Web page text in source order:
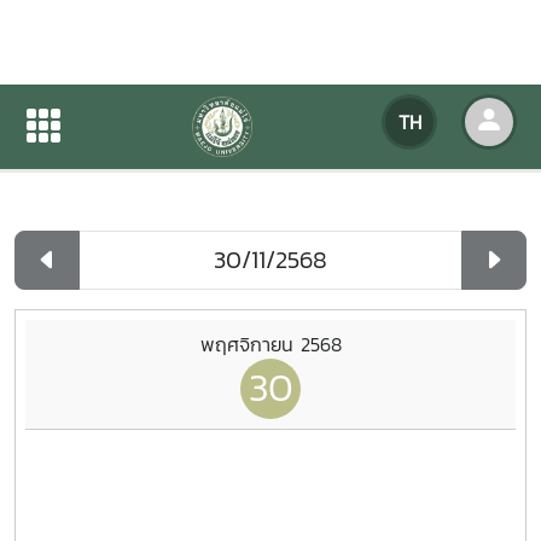
TH
ปฏิทินกิจกรรมของหน่วยงาน
ปฏิทินกิจกรรมของหน่วยงาน
พฤศจิกายน 2568
30